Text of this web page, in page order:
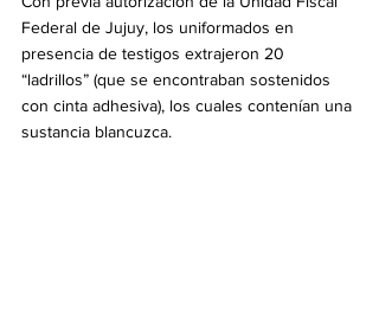
Federal de Jujuy, los uniformados en
presencia de testigos extrajeron 20
“ladrillos” (que se encontraban sostenidos
con cinta adhesiva), los cuales contenían una
sustancia blancuzca.